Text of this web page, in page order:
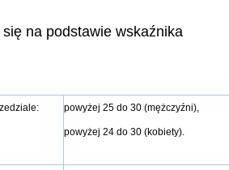
się na podstawie wskaźnika
powyżej 25 do 30 (mężczyźni),
powyżej 24 do 30 (kobiety).